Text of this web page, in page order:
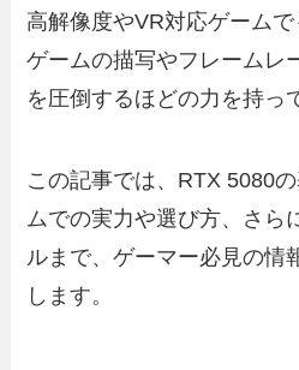
高解像度やVR対応ゲームで
ゲームの描写やフレームレ
を圧倒するほどの力を持っ
この記事では、RTX 5080
ムでの実力や選び方、さら
ルまで、ゲーマー必見の情
します。